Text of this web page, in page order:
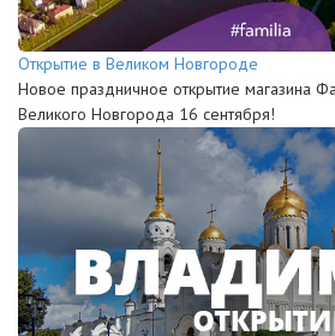
Открытие в Великом Новгороде
Новое праздничное открытие магазина
Великого Новгорода 16 сентября!